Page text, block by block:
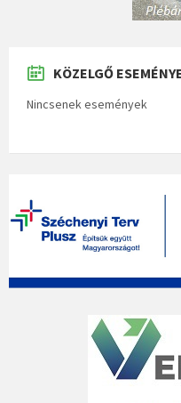
KÖZELGŐ
Nincsenek események